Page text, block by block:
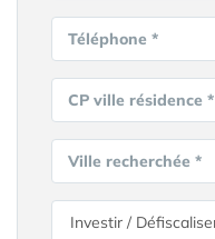
Téléphone *
CP ville résidence *
Ville recherchée *